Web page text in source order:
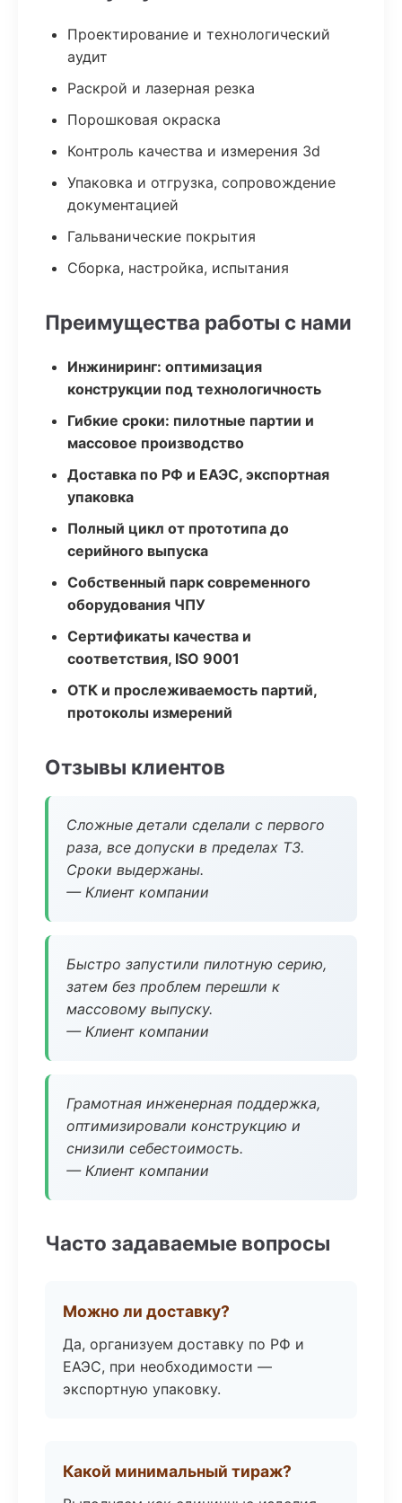
Проектирование и технологический
аудит
Раскрой и лазерная резка
Порошковая окраска
Контроль качества и измерения 3d
Упаковка и отгрузка, сопровождение
документацией
Гальванические покрытия
Сборка, настройка, испытания
Преимущества работы с нами
Инжиниринг: оптимизация
конструкции под технологичность
Гибкие сроки: пилотные партии и
массовое производство
Доставка по РФ и ЕАЭС, экспортная
упаковка
Полный цикл от прототипа до
серийного выпуска
Собственный парк современного
оборудования ЧПУ
Сертификаты качества и
соответствия, ISO 9001
ОТК и прослеживаемость партий,
протоколы измерений
Отзывы клиентов
Сложные детали сделали с первого
раза, все допуски в пределах ТЗ.
Сроки выдержаны.
— Клиент компании
Быстро запустили пилотную серию,
затем без проблем перешли к
массовому выпуску.
— Клиент компании
Грамотная инженерная поддержка,
оптимизировали конструкцию и
снизили себестоимость.
— Клиент компании
Часто задаваемые вопросы
Можно ли доставку?
Да, организуем доставку по РФ и
ЕАЭС, при необходимости —
экспортную упаковку.
Какой минимальный тираж?